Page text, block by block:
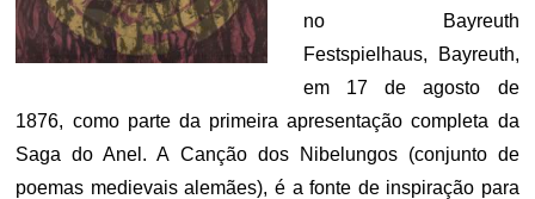
no Bayreuth
Festspielhaus, Bayreuth,
em 17 de agosto de
1876, como parte da primeira apresentação completa da
Saga do Anel. A Canção dos Nibelungos (conjunto de
poemas medievais alemães), é a fonte de inspiração para